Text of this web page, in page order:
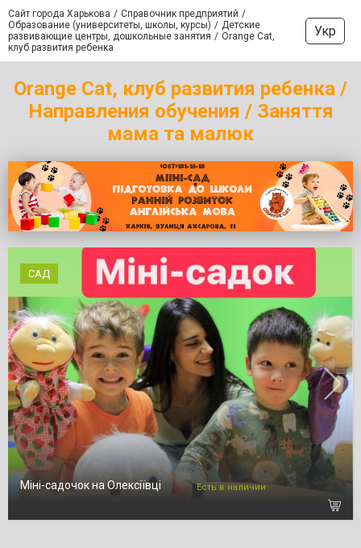
Сайт города Харькова
Справочник предприятий
Образование (университеты, школы, курсы)
Детские
развивающие центры, дошкольные занятия
Orange Cat,
клуб развития ребенка
Укр
Orange Cat, клуб развития ребенка /
Направления обучения / Заняття
мама та малюк
САД
Міні-садочок на Олексіївці Есть в наличии